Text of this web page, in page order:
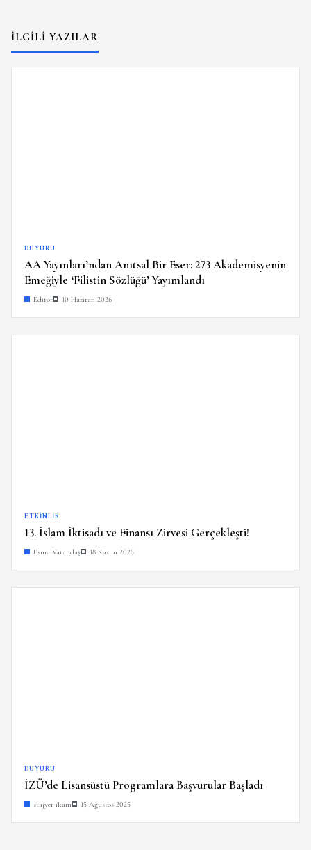
İLGILI YAZILAR
DUYURU
AA Yayınları’ndan Anıtsal Bir Eser: 273 Akademisyenin
Emeğiyle ‘Filistin Sözlüğü’ Yayımlandı
Editör 10 Haziran 2026
ETKINLIK
13. İslam İktisadı ve Finansı Zirvesi Gerçekleşti!
Esma Vatandaş 18 Kasım 2025
DUYURU
İZÜ’de Lisansüstü Programlara Başvurular Başladı
stajyer ikam 15 Ağustos 2025